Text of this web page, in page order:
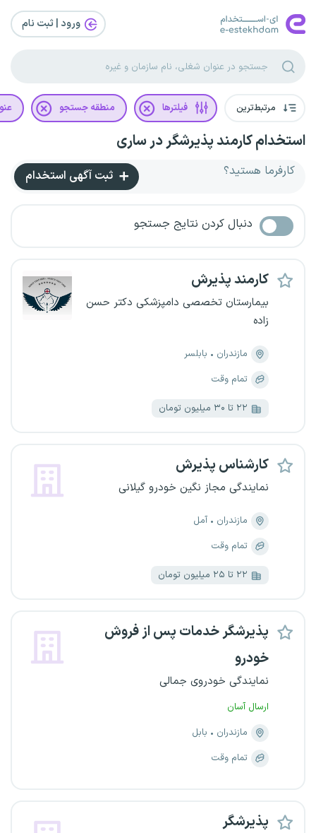
ورود | ثبت‌ نام
مرتبط‌ترین فیلترها منطقه جستجو
استخدام کارمند پذیرشگر در ساری
کارفرما هستید؟ ثبت آگهی استخدام
دنبال کردن نتایج جستجو
کارمند پذیرش
بیمارستان تخصصی دامپزشکی دکتر حسن
زاده
مازندران
بابلسر
تمام وقت
۲۲ تا ۳۰ میلیون تومان
کارشناس پذیرش
نمایندگی مجاز نگین خودرو گیلانی
مازندران
آمل
تمام وقت
۲۲ تا ۲۵ میلیون تومان
پذیرشگر خدمات پس از فروش
خودرو
نمایندگی خودروی جمالی
ارسال آسان
مازندران
بابل
تمام وقت
پذیرشگر